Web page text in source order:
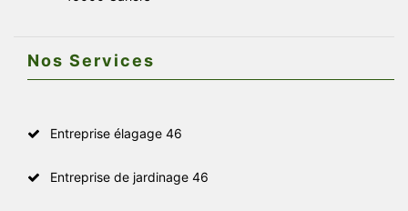
Nos Services
Entreprise élagage 46
Entreprise de jardinage 46